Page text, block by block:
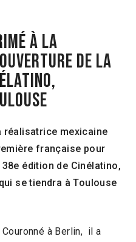
À LA
DE LA
réalisatrice mexicaine
française pour
édition de Cinélatino,
se tiendra à Toulouse
Couronné à Berlin, il a